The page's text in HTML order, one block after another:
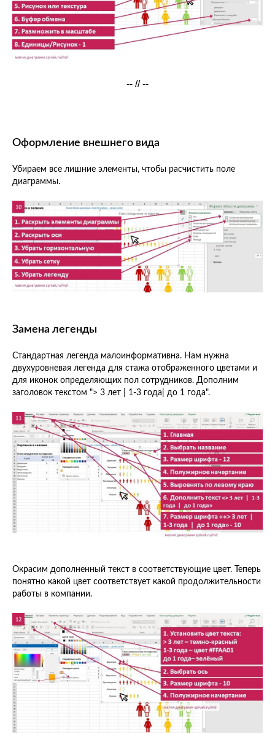
-- // --
Оформление внешнего вида
Убираем все лишние элементы, чтобы расчистить поле
диаграммы.
Замена легенды
Стандартная легенда малоинформативна. Нам нужна
двухуровневая легенда для стажа отображенного цветами и
для иконок определяющих пол сотрудников. Дополним
заголовок текстом "> 3 лет | 1-3 года| до 1 года".
Окрасим дополненный текст в соответствующие цвет. Теперь
понятно какой цвет соответствует какой продолжительности
работы в компании.